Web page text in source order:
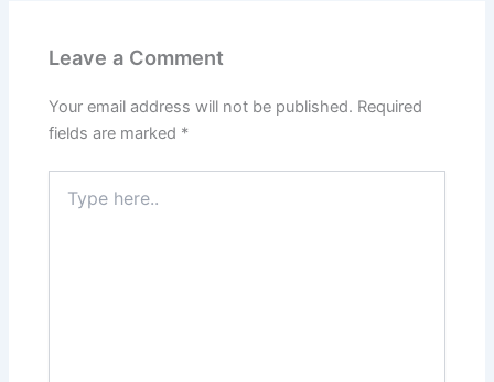
Leave a Comment
Your email address will not be published. Required
fields are marked *
here..